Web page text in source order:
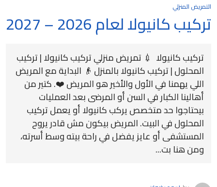
التمريض المنزلي
تركيب كانيولا لعام 2026 – 2027
تركيب كانيولا 💉 تمريض منزلي تركيب كانيولا | تركيب
المحلول | تركيب كانيولا بالمنزل 👴 البداية مع المريض
اللي يهمنا في الأول والأخير هو المريض ❤️. كتير من
أهالينا الكبار في السن أو المرضى بعد العمليات
بيحتاجوا حد متخصص يركب كانيولا أو يعمل تركيب
المحلول في البيت. المريض بيكون مش قادر يروح
المستشفى أو عايز يفضل في راحة بيته وسط أسرته،
ومن هنا بت...